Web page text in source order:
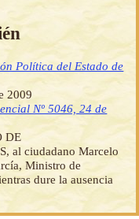
Política del Estado de
2009
Nº 5046, 24 de
DE
al ciudadano Marcelo
Ministro de
dure la ausencia